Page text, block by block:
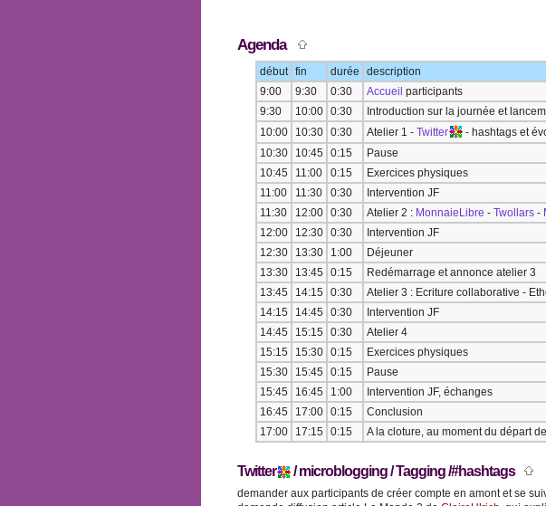
Agenda
début fin durée
description
9:00
9:30 0:30 Accueil participants
9:30
10:00 0:30
Introduction sur la journée et
10:00
10:30 0:30 Atelier 1 - Twitter
- hashtags et
10:30
10:45 0:15
Pause
10:45
11:00 0:15
Exercices physiques
11:00
11:30 0:30
Intervention JF
11:30
12:00 0:30 Atelier 2 : MonnaieLibre - Twollars -
12:00
12:30 0:30
Intervention JF
12:30
13:30 1:00
Déjeuner
13:30
13:45 0:15
Redémarrage et annonce atelier 3
13:45
14:15 0:30
Atelier 3 : Ecriture collaborative -
14:15
14:45 0:30
Intervention JF
14:45
15:15 0:30
Atelier 4
15:15
15:30 0:15
Exercices physiques
15:30
15:45 0:15
Pause
15:45
16:45 1:00
Intervention JF, échanges
16:45
17:00 0:15
Conclusion
17:00
17:15 0:15 A la cloture, au moment du départ
Twitter / microblogging / Tagging /#hashtags
demander aux participants de créer compte en amont et se